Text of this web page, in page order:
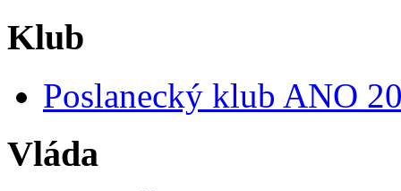
Klub
Poslanecký klub ANO
Vláda